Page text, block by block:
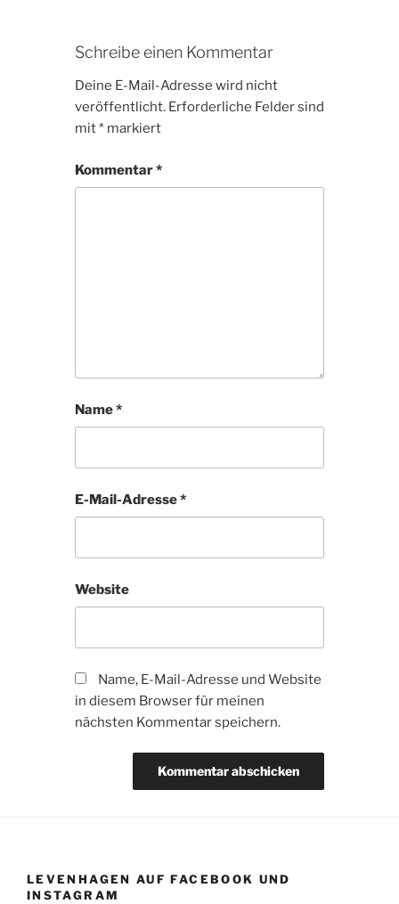
Schreibe einen Kommentar
Deine E-Mail-Adresse wird nicht
veröffentlicht. Erforderliche Felder sind
mit* markiert
Kommentar*
Name*
E-Mail-Adresse*
Website
Name, E-Mail-Adresse und Website
in diesem Browser für meinen
nächsten Kommentar speichern.
LEVENHAGEN AUF FACEBOOK UND
INSTAGRAM